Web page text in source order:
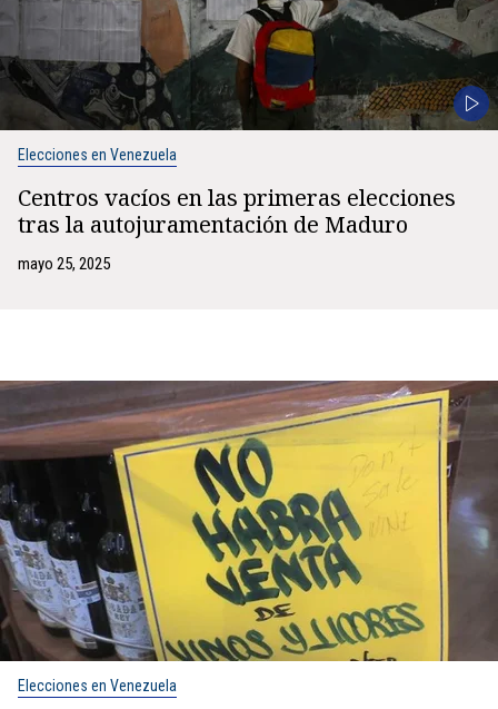
Elecciones en Venezuela
Centros vacíos en las primeras elecciones
tras la autojuramentación de Maduro
mayo 25, 2025
Elecciones en Venezuela